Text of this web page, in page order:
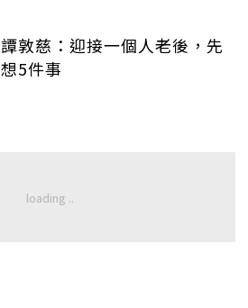
譚敦慈：迎接一個人老後，先
想5件事